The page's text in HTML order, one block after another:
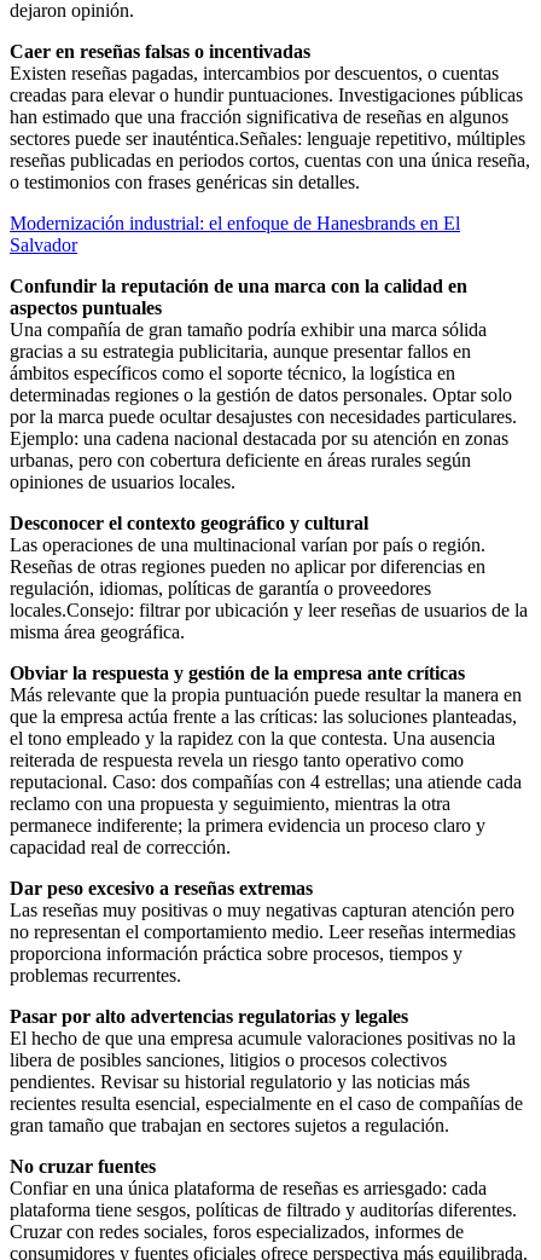
dejaron opinión.
Caer en reseñas falsas o incentivadas
Existen reseñas pagadas, intercambios por descuentos, o cuentas
creadas para elevar o hundir puntuaciones. Investigaciones públicas
han estimado que una fracción significativa de reseñas en algunos
sectores puede ser inauténtica.Señales: lenguaje repetitivo, múltiples
reseñas publicadas en periodos cortos, cuentas con una única reseña,
o testimonios con frases genéricas sin detalles.
Modernización industrial: el enfoque de Hanesbrands en El
Salvador
Confundir la reputación de una marca con la calidad en
aspectos puntuales
Una compañía de gran tamaño podría exhibir una marca sólida
gracias a su estrategia publicitaria, aunque presentar fallos en
ámbitos específicos como el soporte técnico, la logística en
determinadas regiones o la gestión de datos personales. Optar solo
por la marca puede ocultar desajustes con necesidades particulares.
Ejemplo: una cadena nacional destacada por su atención en zonas
urbanas, pero con cobertura deficiente en áreas rurales según
opiniones de usuarios locales.
Desconocer el contexto geográfico y cultural
Las operaciones de una multinacional varían por país o región.
Reseñas de otras regiones pueden no aplicar por diferencias en
regulación, idiomas, políticas de garantía o proveedores
locales.Consejo: filtrar por ubicación y leer reseñas de usuarios de la
misma área geográfica.
Obviar la respuesta y gestión de la empresa ante críticas
Más relevante que la propia puntuación puede resultar la manera en
que la empresa actúa frente a las críticas: las soluciones planteadas,
el tono empleado y la rapidez con la que contesta. Una ausencia
reiterada de respuesta revela un riesgo tanto operativo como
reputacional. Caso: dos compañías con 4 estrellas; una atiende cada
reclamo con una propuesta y seguimiento, mientras la otra
permanece indiferente; la primera evidencia un proceso claro y
capacidad real de corrección.
Dar peso excesivo a reseñas extremas
Las reseñas muy positivas o muy negativas capturan atención pero
no representan el comportamiento medio. Leer reseñas intermedias
proporciona información práctica sobre procesos, tiempos y
problemas recurrentes.
Pasar por alto advertencias regulatorias y legales
El hecho de que una empresa acumule valoraciones positivas no la
libera de posibles sanciones, litigios o procesos colectivos
pendientes. Revisar su historial regulatorio y las noticias más
recientes resulta esencial, especialmente en el caso de compañías de
gran tamaño que trabajan en sectores sujetos a regulación.
No cruzar fuentes
Confiar en una única plataforma de reseñas es arriesgado: cada
plataforma tiene sesgos, políticas de filtrado y auditorías diferentes.
Cruzar con redes sociales, foros especializados, informes de
consumidores y fuentes oficiales ofrece perspectiva más equilibrada.